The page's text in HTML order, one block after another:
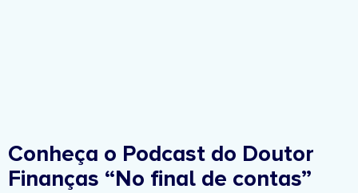
Conheça o Podcast do Doutor
Finanças “No final de contas”